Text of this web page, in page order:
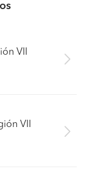
VII
VII